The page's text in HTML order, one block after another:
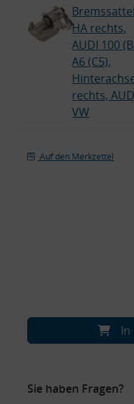
Bremssattel
HA rechts,
AUDI 100
A6 (C5),
rechts,
VW
Auf den Merkzettel
In
Sie haben Fragen?